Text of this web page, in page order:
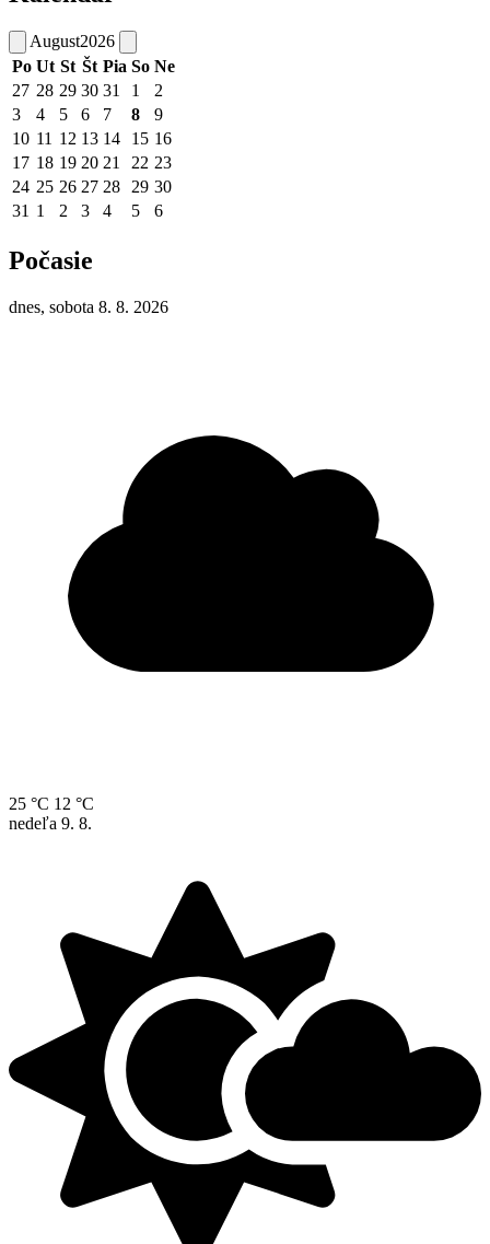
August2026
Po Ut St Št Pia So Ne
27 28 29 30 31 1
2
3
4 5 6 7 8
9
10 11 12 13 14 15 16
17 18 19 20 21 22 23
24 25 26 27 28 29 30
31 1 2 3 4 5 6
Počasie
dnes, sobota 8. 8. 2026
25 °C 12 °C
nedeľa 9. 8.